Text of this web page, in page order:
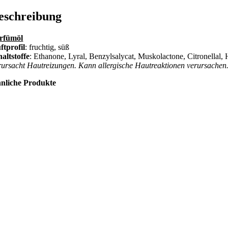
: fruchtig, süß
: Ethanone, Lyral, Benzylsalycat, Muskolactone, Citronellal,
Hautreizungen. Kann allergische Hautreaktionen verursachen.
Produkte